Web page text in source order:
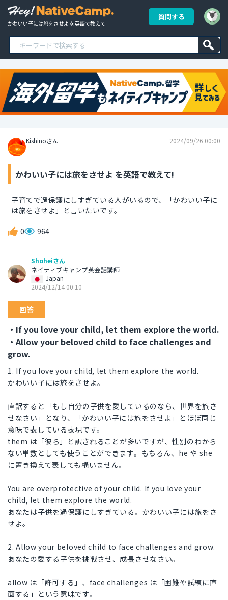
かわいい子には旅をさせよ を英語で教えて!
質問する
Kishinoさん 2024/09/26 00:00
かわいい子には旅をさせよ を英語で教えて!
子育てで過保護にしすぎている人がいるので、「かわいい子に
は旅をさせよ」と言いたいです。
0 964
Shoheiさん
ネイティブキャンプ英会話講師
Japan
2024/12/14 00:10
回答
・If you love your child, let them explore the world.
・Allow your beloved child to face challenges and
grow.
1. If you love your child, let them explore the world.
かわいい子には旅をさせよ。
直訳すると「もし自分の子供を愛しているのなら、世界を旅さ
せなさい」となり、「かわいい子には旅をさせよ」とほぼ同じ
意味で表している表現です。
them は「彼ら」と訳されることが多いですが、性別のわから
ない単数としても使うことができます。もちろん、he や she
に置き換えて表しても構いません。
You are overprotective of your child. If you love your
child, let them explore the world.
あなたは子供を過保護にしすぎている。かわいい子には旅をさ
せよ。
2. Allow your beloved child to face challenges and grow.
あなたの愛する子供を挑戦させ、成長させなさい。
allow は「許可する」、face challenges は「困難や試練に直
面する」という意味です。